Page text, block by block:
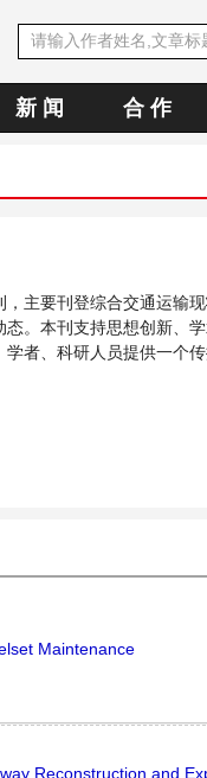
新 闻 合 作
主要刊登综合交通运输
。本刊支持思想创新、
者、科研人员提供一个传
Maintenance
Reconstruction and